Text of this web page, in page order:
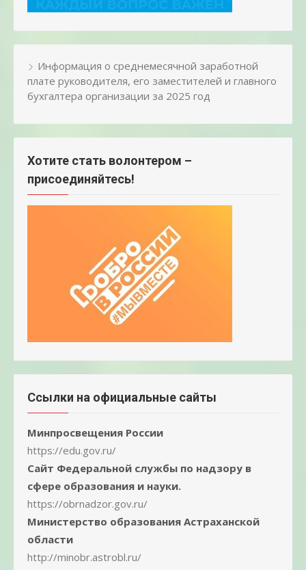
Информация о среднемесячной заработной
плате руководителя, его заместителей и главного
бухгалтера организации за 2025 год
Хотите стать волонтером –
присоединяйтесь!
Ссылки на официальные сайты
Минпросвещения России
https://edu.gov.ru/
Сайт Федеральной службы по надзору в
сфере образования и науки.
https://obrnadzor.gov.ru/
Министерство образования Астраханской
области
http://minobr.astrobl.ru/